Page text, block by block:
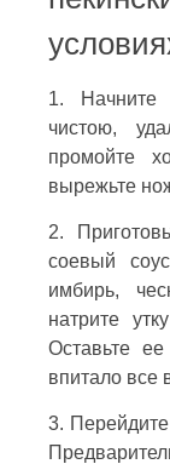
1. Начните
чистою,
промойте
вырежьте
2.
соевый
имбирь,
натрите
Оставьте
впитало все
3.